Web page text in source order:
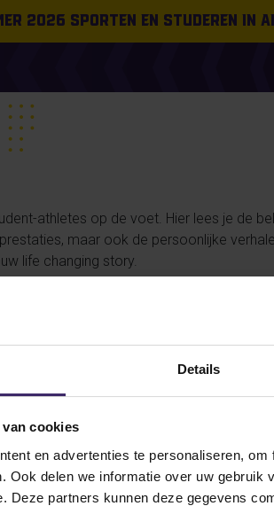
Details
cookies
en advertenties te personaliseren,
Ook delen we informatie over uw gebruik
Deze partners kunnen deze gegevens
2026 sporten en studeren in
athletes op de voet. Hier lees je de
maar ook de persoonlijke
life changing story.
PLACEMENT
this athlete